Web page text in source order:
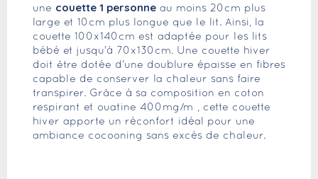
une couette 1 personne au moins 20cm plus
large et 10cm plus longue que le lit. Ainsi, la
couette 100x140cm est adaptée pour les lits
bébé et jusqu'à 70x130cm. Une couette hiver
doit être dotée d'une doublure épaisse en fibres
capable de conserver la chaleur sans faire
transpirer. Grâce à sa composition en coton
respirant et ouatine 400mg/m², cette couette
hiver apporte un réconfort idéal pour une
ambiance cocooning sans excès de chaleur.